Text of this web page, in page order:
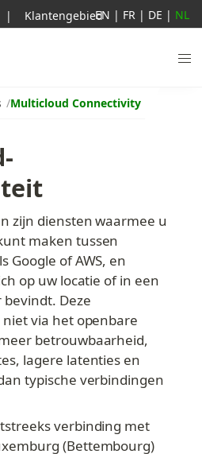
Multicloud Connectivity
zijn diensten waarmee u
maken tussen
Google of AWS, en
op uw locatie of in een
Deze
via het openbare
betrouwbaarheid,
lagere latenties en
typische verbindingen
verbinding met
(Bettembourg)
| KlantengebiedEN | FR | DE | NL